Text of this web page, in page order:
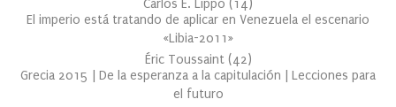
Carlos E. Lippo (14)
El imperio está tratando de aplicar en Venezuela el escenario
«Libia-2011»
Éric Toussaint (42)
Grecia 2015 | De la esperanza a la capitulación | Lecciones para
el futuro